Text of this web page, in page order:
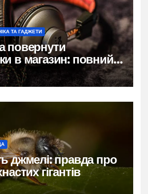
ТА ГАДЖЕТИ
повернути
в магазин: повний
покупця
джмелі: правда про
гігантів